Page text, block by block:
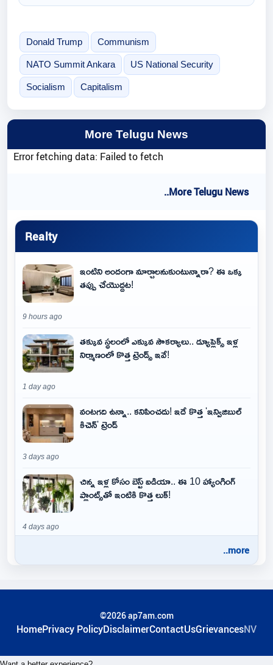
Donald Trump Communism
NATO Summit Ankara US National Security
Socialism Capitalism
More Telugu News
Error fetching data: Failed to fetch
..More Telugu News
Realty
ఇంటిని అందంగా మార్చాలనుకుంటున్నారా? ఈ ఒక్క
తప్పు చేయొద్దట!
9 hours ago
తక్కువ స్థలంలో ఎక్కువ సౌకర్యాలు.. డ్యూప్లెక్స్ ఇళ్ల
నిర్మాణంలో కొత్త ట్రెండ్స్ ఇవే!
1 day ago
వంటగది ఉన్నా.. కనిపించదు! ఇదే కొత్త 'ఇన్విజిబుల్
కిచెన్' ట్రెండ్
3 days ago
చిన్న ఇళ్ల కోసం బెస్ట్ ఐడియా.. ఈ 10 హ్యాంగింగ్
ప్లాంట్స్‌తో ఇంటికి కొత్త లుక్!
4 days ago
..more
©2026 ap7am.com
HomePrivacy PolicyDisclaimerContactUsGrievancesNV